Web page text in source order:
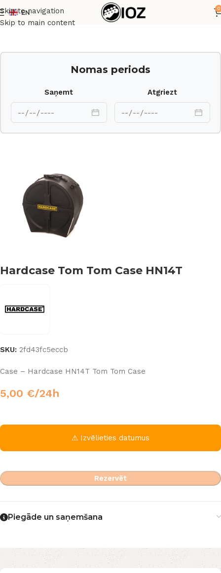
Skip to navigation
Skip to main content
EN
0
Sākums Transporta kastes
Nomas periods
Saņemt Atgriezt
Hardcase Tom Tom Case HN14T
SKU: 2fd43fc5eccb
Case – Hardcase HN14T Tom Tom Case
5,00 €/24h
⚠ Izvēlieties datumus
Rezervēt
Piegāde un saņemšana